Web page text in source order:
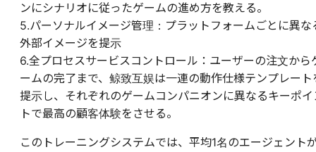
ンにシナリオに従ったゲームの進め方を教える。
5.パーソナルイメージ管理：プラットフォームごとに異な
外部イメージを提示
6.全プロセスサービスコントロール：ユーザーの注文から
ームの完了まで、鲸致互娱は一連の動作仕様テンプレート
提示し、それぞれのゲームコンパニオンに異なるキーポイ
トで最高の顧客体験をさせる。
このトレーニングシステムでは、平均1名のエージェント